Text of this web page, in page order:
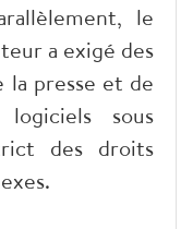
le
a exigé des
la presse et de
sous
des droits